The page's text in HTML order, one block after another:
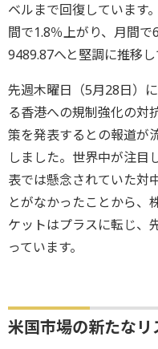
ベルまで回復しています
間で1.8％上がり、月間
9489.87へと堅調に推移し
先週木曜日（5月28日）
る香港への規制強化の対
策を発表するとの報道が
しました。世界中が注目
表では懸念されていた対
とがなかったことから、
ケットはプラスに転じ、
っています。
米国市場の新たなリ